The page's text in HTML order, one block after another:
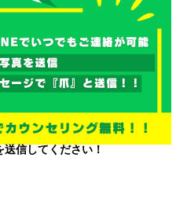
信してください！